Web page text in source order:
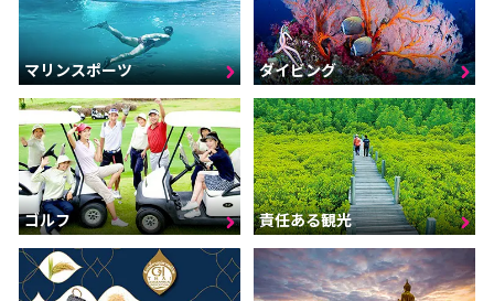
マリンスポーツ ダイビング
ゴルフ 責任ある観光